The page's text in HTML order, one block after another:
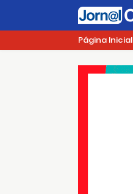
Página Inicial